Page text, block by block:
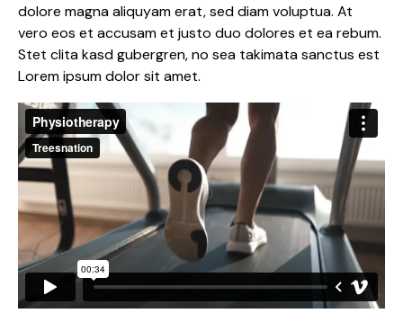
dolore magna aliquyam erat, sed diam voluptua. At
vero eos et accusam et justo duo dolores et ea rebum.
Stet clita kasd gubergren, no sea takimata sanctus est
Lorem ipsum dolor sit amet.